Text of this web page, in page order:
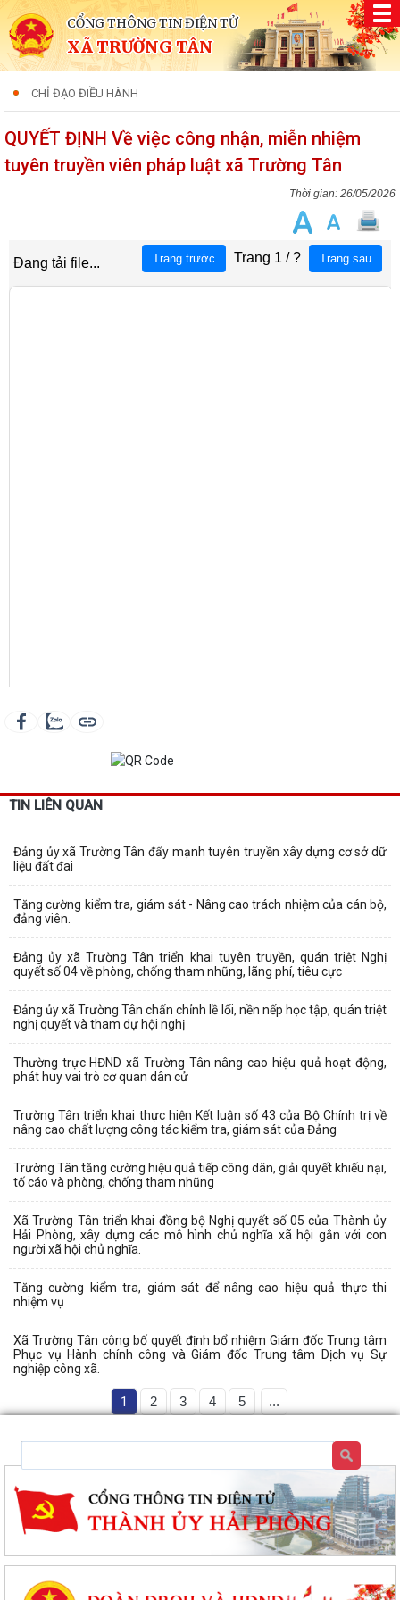
CỔNG THÔNG TIN ĐIỆN TỬ
XÃ TRƯỜNG TÂN
CHỈ ĐẠO ĐIỀU HÀNH
QUYẾT ĐỊNH Về việc công nhận, miễn nhiệm
tuyên truyền viên pháp luật xã Trường Tân
26/05/2026
TIN LIÊN QUAN
Đảng ủy xã Trường Tân đẩy mạnh tuyên truyền xây dựng cơ sở dữ
liệu đất đai
Tăng cường kiểm tra, giám sát - Nâng cao trách nhiệm của cán bộ,
đảng viên.
Đảng ủy xã Trường Tân triển khai tuyên truyền, quán triệt Nghị
quyết số 04 về phòng, chống tham nhũng, lãng phí, tiêu cực
Đảng ủy xã Trường Tân chấn chỉnh lề lối, nền nếp học tập, quán triệt
nghị quyết và tham dự hội nghị
Thường trực HĐND xã Trường Tân nâng cao hiệu quả hoạt động,
phát huy vai trò cơ quan dân cử
Trường Tân triển khai thực hiện Kết luận số 43 của Bộ Chính trị về
nâng cao chất lượng công tác kiểm tra, giám sát của Đảng
Trường Tân tăng cường hiệu quả tiếp công dân, giải quyết khiếu nại,
tố cáo và phòng, chống tham nhũng
Xã Trường Tân triển khai đồng bộ Nghị quyết số 05 của Thành ủy
Hải Phòng, xây dựng các mô hình chủ nghĩa xã hội gắn với con
người xã hội chủ nghĩa.
Tăng cường kiểm tra, giám sát để nâng cao hiệu quả thực thi
nhiệm vụ
Xã Trường Tân công bố quyết định bổ nhiệm Giám đốc Trung tâm
Phục vụ Hành chính công và Giám đốc Trung tâm Dịch vụ Sự
nghiệp công xã.
1 2 3 4 5 ...